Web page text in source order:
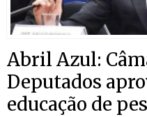
Abril Azul:
Deputados
educação de